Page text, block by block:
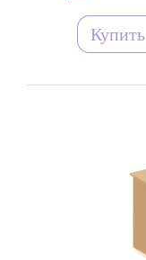
Купить